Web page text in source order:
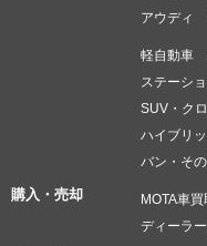
アウディ
軽自動車
ステーシ
SUV・ク
ハイブリ
バン・そ
購入・売却 MOTA車買
ディーラ